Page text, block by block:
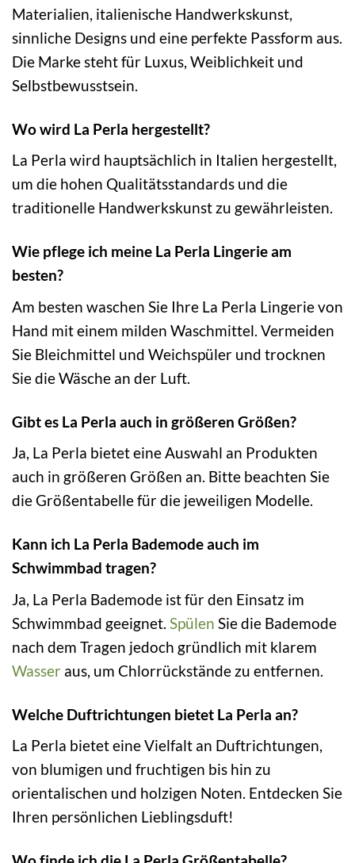
Materialien, italienische Handwerkskunst,
sinnliche Designs und eine perfekte Passform aus.
Die Marke steht für Luxus, Weiblichkeit und
Selbstbewusstsein.
Wo wird La Perla hergestellt?
La Perla wird hauptsächlich in Italien hergestellt,
um die hohen Qualitätsstandards und die
traditionelle Handwerkskunst zu gewährleisten.
Wie pflege ich meine La Perla Lingerie am
besten?
Am besten waschen Sie Ihre La Perla Lingerie von
Hand mit einem milden Waschmittel. Vermeiden
Sie Bleichmittel und Weichspüler und trocknen
Sie die Wäsche an der Luft.
Gibt es La Perla auch in größeren Größen?
Ja, La Perla bietet eine Auswahl an Produkten
auch in größeren Größen an. Bitte beachten Sie
die Größentabelle für die jeweiligen Modelle.
Kann ich La Perla Bademode auch im
Schwimmbad tragen?
Ja, La Perla Bademode ist für den Einsatz im
Schwimmbad geeignet. Spülen Sie die Bademode
nach dem Tragen jedoch gründlich mit klarem
Wasser aus, um Chlorrückstände zu entfernen.
Welche Duftrichtungen bietet La Perla an?
La Perla bietet eine Vielfalt an Duftrichtungen,
von blumigen und fruchtigen bis hin zu
orientalischen und holzigen Noten. Entdecken Sie
Ihren persönlichen Lieblingsduft!